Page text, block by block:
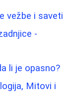
vežbe i saveti
-
li je opasno?
Mitovi i